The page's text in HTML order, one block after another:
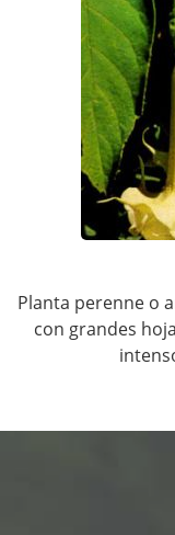
Planta perenne o
con grandes